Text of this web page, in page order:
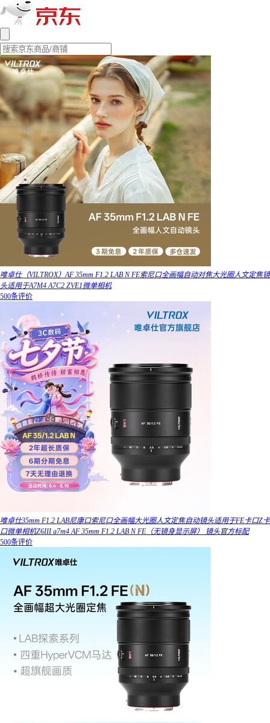
唯卓仕（VILTROX）AF 35mm F1.2 LAB N FE索尼口全画幅自动对焦大光圈人文定焦镜
头适用于A7M4 A7C2 ZVE1微单相机
500条评价
唯卓仕35mm F1.2 LAB尼康口索尼口全画幅大光圈人文定焦自动镜头适用于FE卡口Z卡
口微单相机Z6III a7m4 AF 35mm F1.2 LAB N FE（无镜身显示屏） 镜头官方标配
500条评价